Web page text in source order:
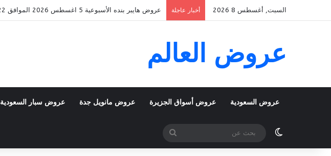
السبت, أغسطس 8 2026 أخبار عاجلة عروض هايبر بنده الأسبوعية 5 اغسطس 2026 الموافق 22 صفر 1448 Back To School
عروض العالم
عروض السعودية عروض أسواق الجزيرة عروض مانويل جدة عروض سبار السعودية
الوضع المظلم
بحث
عن